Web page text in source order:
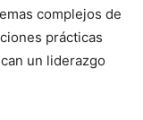
complejos de
prácticas
un liderazgo